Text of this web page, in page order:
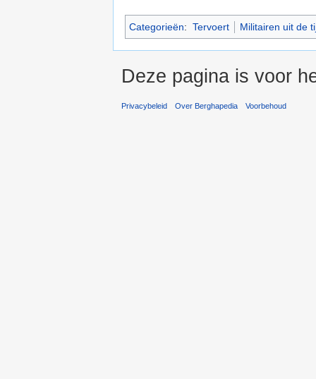
Categorieën: Tervoert Militairen uit de
Deze pagina is voor
Privacybeleid Over Berghapedia Voorbehoud